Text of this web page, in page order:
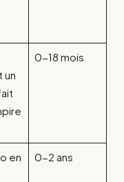
un
0-18 mois
en
0-2 ans